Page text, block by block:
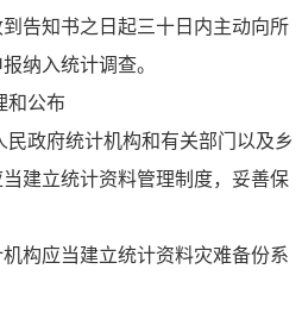
告知书之日起三十日内主动向所
纳入统计调查。
和公布
民政府统计机构和有关部门以及乡
建立统计资料管理制度，妥善保
构应当建立统计资料灾难备份系